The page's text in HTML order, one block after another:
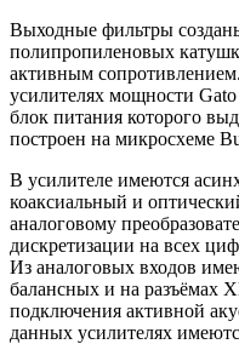
Выходные фильтры
полипропиленовых
активным
усилителях мощности
блок питания которого
построен на микросхеме
В усилителе имеются
коаксиальный и
аналоговому
дискретизации на всех
Из аналоговых входов
балансных и на разъёмах
подключения активной
данных усилителях